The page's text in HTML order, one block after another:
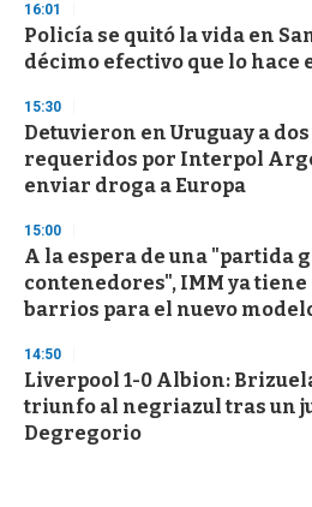
16:01
Policía se quitó la vida en
décimo efectivo que lo hace
15:30
Detuvieron en Uruguay a
requeridos por Interpol
enviar droga a Europa
15:00
A la espera de una "partida
contenedores", IMM ya
barrios para el nuevo
14:50
Liverpool 1-0 Albion:
triunfo al negriazul tras un
Degregorio